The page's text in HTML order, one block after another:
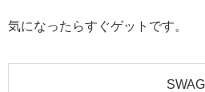
気になったらすぐゲットです。